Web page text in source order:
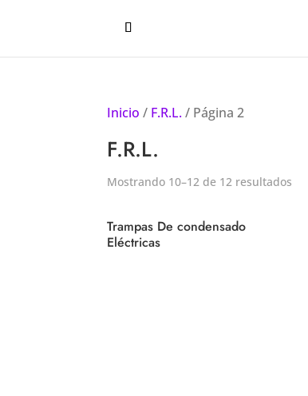
Inicio / F.R.L./ Página 2
F.R.L.
Mostrando 10–12 de 12 resultados
Trampas De condensado
Eléctricas